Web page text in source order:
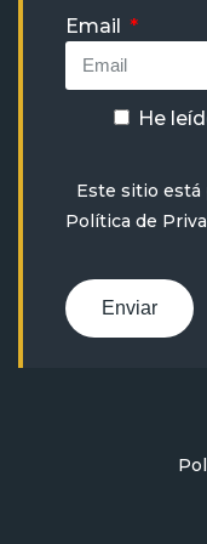
Email
He
Este sitio está
Política de
Enviar